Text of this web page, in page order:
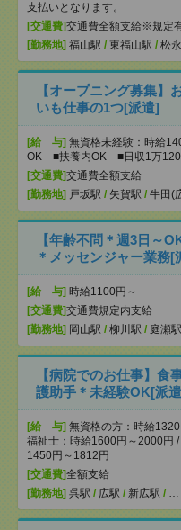
支払いとなります。
[交通費]交通費全額支給※規定
[勤務地] 福山駅 / 東福山駅 / 松
【オープニング募集】
いも仕事の1つ[派遣]
[給 与] 無資格未経験：時給
OK ■扶養内OK ■日収1万
[交通費]交通費全額支給
[勤務地] 戸坂駅 / 矢賀駅 / 牛田(
【年齢不問＊週3日～
＊メッセンジャー業務[
[給 与] 時給1100円～
[交通費]交通費規定内支給
[勤務地] 岡山駅 / 柳川駅 / 庭瀬駅
【病院でのお仕事】食
護助手＊未経験OK[派
[給 与] 無資格の方：時給
福祉士：時給1600円～2000円
1450円～1812円
[交通費]全額支給
[勤務地] 呉駅 / 広駅 / 新広駅 / …